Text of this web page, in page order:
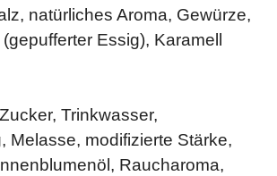
natürliches Aroma, Gewürze,
Essig), Karamell
Trinkwasser,
Melasse, modifizierte Stärke,
Raucharoma,